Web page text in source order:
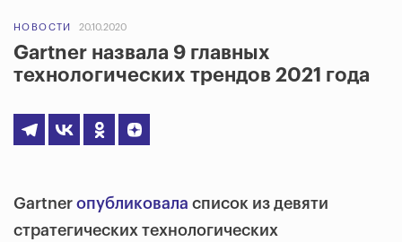
НОВОСТИ 20.10.2020
Gartner назвала 9 главных
технологических трендов 2021 года
Gartner опубликовала список из девяти
стратегических технологических